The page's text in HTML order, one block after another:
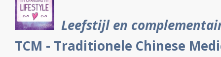
Leefstijl en
TCM - Traditionele Chinese